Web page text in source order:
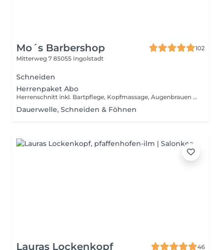
Mo´s Barbershop
102
Mitterweg 7 85055 Ingolstadt
Schneiden
Herrenpaket Abo
Herrenschnitt inkl. Bartpflege, Kopfmassage, Augenbrauen zupfen, Wachsbehandlung Nasen- und Ohrenhaare
Dauerwelle, Schneiden & Föhnen
Lauras Lockenkopf 46